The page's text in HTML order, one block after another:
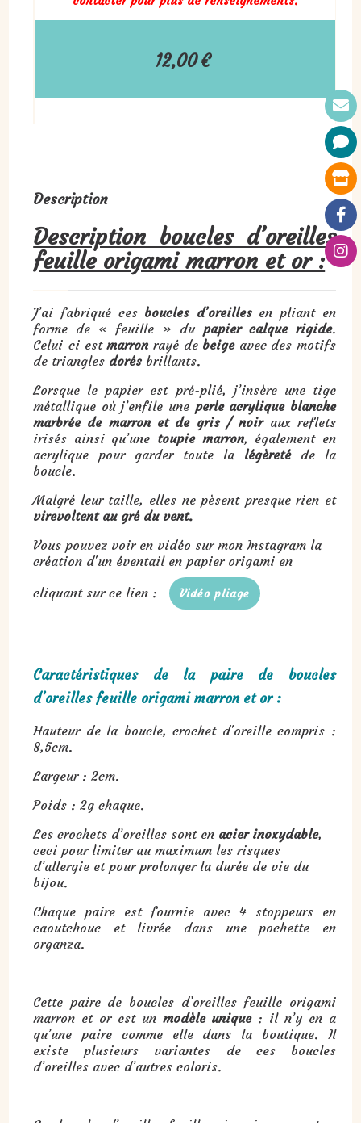
12,00€
Description
Description boucles d’oreilles
feuille origami marron et or :
J’ai fabriqué ces boucles d’oreillesen pliant en
forme de « feuille » du papier calque rigide.
Celui-ci estmarron rayé de beigeavec des motifs
de triangles dorés brillants.
Lorsque le papier est pré-plié, j’insère une tige
métallique où j’enfile une perle acrylique blanche
marbrée de marron et de gris / noiraux reflets
irisés ainsi qu’une toupie marron, également en
acrylique pour garder toute la légèretéde la
boucle.
Malgré leur taille, elles ne pèsent presque rien et
virevoltent au gré du vent.
Vous pouvez voir en vidéo sur mon Instagram la
création d'un éventail en papier origami en
cliquant sur ce lien :
Vidéo pliage
Caractéristiques de la paire de boucles
d’oreilles feuille origami marron et or :
Hauteur de la boucle, crochet d'oreille compris :
8,5cm.
Largeur : 2cm.
Poids : 2g chaque.
Les crochets d’oreilles sont en acier inoxydable,
ceci pour limiter au maximum les risques
d’allergie et pour prolonger la durée de vie du
bijou.
Chaque paire est fournie avec 4 stoppeurs en
caoutchouc et livrée dans une pochette en
organza.
Cette paire de boucles d’oreilles feuille origami
marron et or est un modèle unique: il n’y en a
qu’une paire comme elle dans la boutique. Il
existe plusieurs variantes de ces boucles
d’oreilles avec d’autres coloris.